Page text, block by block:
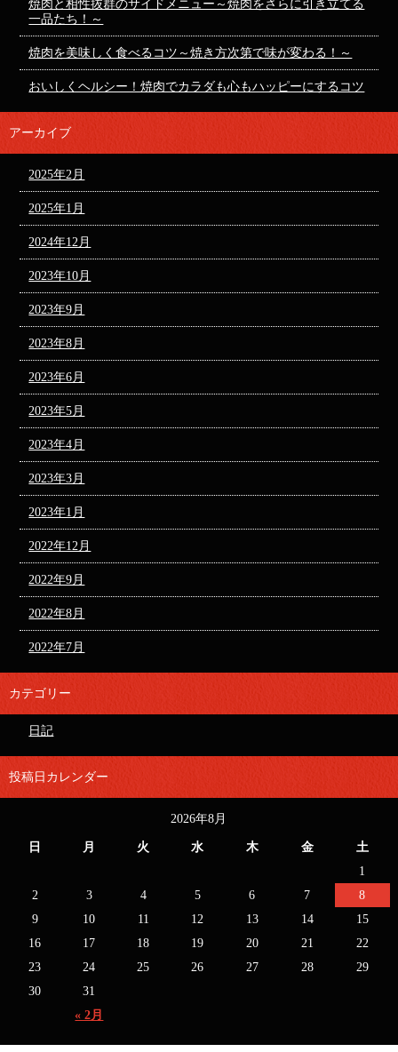
焼肉と相性抜群のサイドメニュー～焼肉をさらに引き立てる
一品たち！～
焼肉を美味しく食べるコツ～焼き方次第で味が変わる！～
おいしくヘルシー！焼肉でカラダも心もハッピーにするコツ
アーカイブ
2025年2月
2025年1月
2024年12月
2023年10月
2023年9月
2023年8月
2023年6月
2023年5月
2023年4月
2023年3月
2023年1月
2022年12月
2022年9月
2022年8月
2022年7月
カテゴリー
日記
投稿日カレンダー
2026年8月
日 月 火 水 木 金 土
« 2月
1
2
3 4 5 6 7
8
9
10 11 12 13 14
15
16
17 18 19 20 21
22
23
24 25 26 27 28
29
30
31